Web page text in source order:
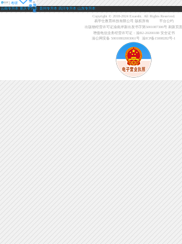
考研
登
录导
航
云南专升本 重庆专升本 贵州专升本 四川专升本 山东专升本
Copyright © 2018-2024 Exueshi. All Rights Reserved.
易学仕教育科技有限公司 版权所有
平台公约
出版物经营许可证渝南岸新出发书字第5001087306号
刷新页面
增值电信业务经营许可证：渝B2-20200188 安全证书
渝公网安备 50010802003061号
渝ICP备15008282号-1